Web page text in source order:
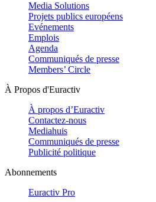
Media Solutions
Projets publics européens
Evénements
Emplois
Agenda
Communiqués de presse
Members’ Circle
À Propos d'Euractiv
À propos d’Euractiv
Contactez-nous
Mediahuis
Communiqués de presse
Publicité politique
Abonnements
Euractiv Pro